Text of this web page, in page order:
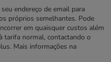
endereço de email para
próprios semelhantes. Pode
em quaisquer custos além
tarifa normal, contactando o
Mais informações na